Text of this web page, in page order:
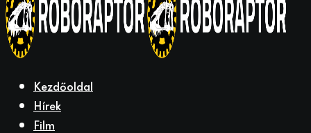
Kezdőoldal
Hírek
Film